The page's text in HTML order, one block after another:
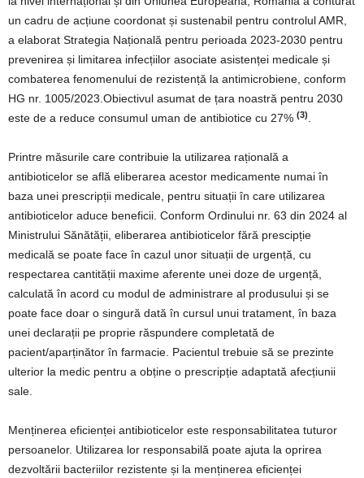
un cadru de acțiune coordonat și sustenabil pentru controlul AMR,
a elaborat Strategia Națională pentru perioada 2023-2030 pentru
prevenirea și limitarea infecțiilor asociate asistenței medicale și
combaterea fenomenului de rezistență la antimicrobiene, conform
HG nr. 1005/2023.Obiectivul asumat de țara noastră pentru 2030
este de a reduce consumul uman de antibiotice cu 27% (3)
Printre măsurile care contribuie la utilizarea rațională a
antibioticelor se află eliberarea acestor medicamente numai în
baza unei prescripții medicale, pentru situații în care utilizarea
antibioticelor aduce beneficii. Conform Ordinului nr. 63 din 2024 al
Ministrului Sănătății, eliberarea antibioticelor fără prescipție
medicală se poate face în cazul unor situații de urgență, cu
respectarea cantității maxime aferente unei doze de urgență,
calculată în acord cu modul de administrare al produsului și se
poate face doar o singură dată în cursul unui tratament, în baza
unei declarații pe proprie răspundere completată de
pacient/aparținător în farmacie. Pacientul trebuie să se prezinte
ulterior la medic pentru a obține o prescripție adaptată afecțiunii
sale.
Menținerea eficienței antibioticelor este responsabilitatea tuturor
persoanelor. Utilizarea lor responsabilă poate ajuta la oprirea
dezvoltării bacteriilor rezistente și la menținerea eficienței